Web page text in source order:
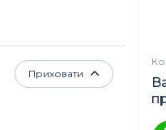
Приховати